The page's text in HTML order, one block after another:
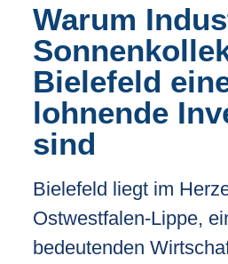
Warum
Bielefeld
lohnende
sind
Bielefeld liegt im
Ostwestfalen-Lippe,
bedeutenden